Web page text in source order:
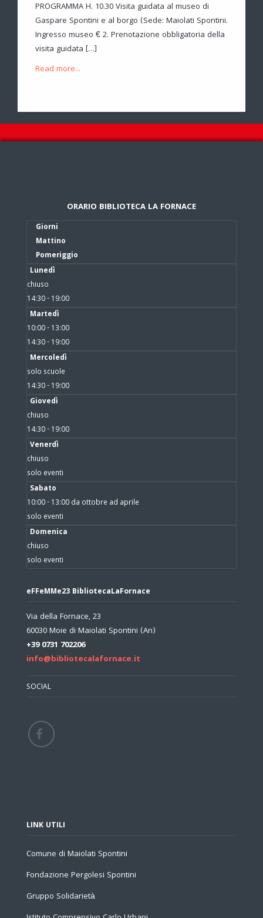
PROGRAMMA H. 10.30 Visita guidata al museo di
Gaspare Spontini e al borgo (Sede: Maiolati Spontini.
Ingresso museo € 2. Prenotazione obbligatoria della
visita guidata […]
Read more...
ORARIO BIBLIOTECA LA FORNACE
Giorni
Mattino
Pomeriggio
Lunedì
chiuso
14:30 - 19:00
Martedì
10:00 - 13:00
14:30 - 19:00
Mercoledì
solo scuole
14:30 - 19:00
Giovedì
chiuso
14:30 - 19:00
Venerdì
chiuso
solo eventi
Sabato
10:00 - 13:00 da ottobre ad aprile
solo eventi
Domenica
chiuso
solo eventi
eFFeMMe23 BibliotecaLaFornace
Via della Fornace, 23
60030 Moie di Maiolati Spontini (An)
+39 0731 702206
info@bibliotecalafornace.it
SOCIAL
LINK UTILI
Comune di Maiolati Spontini
Fondazione Pergolesi Spontini
Gruppo Solidarietà